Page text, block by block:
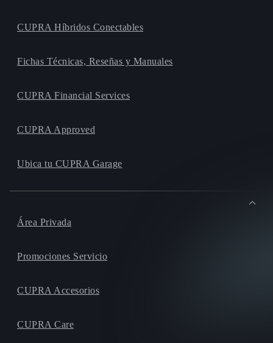
CUPRA Híbridos Conectables
Fichas Técnicas, Reseñas y Manuales
CUPRA Financial Services
CUPRA Approved
Ubica tu CUPRA Garage
Área Privada
Promociones Servicio
CUPRA Accesorios
CUPRA Care